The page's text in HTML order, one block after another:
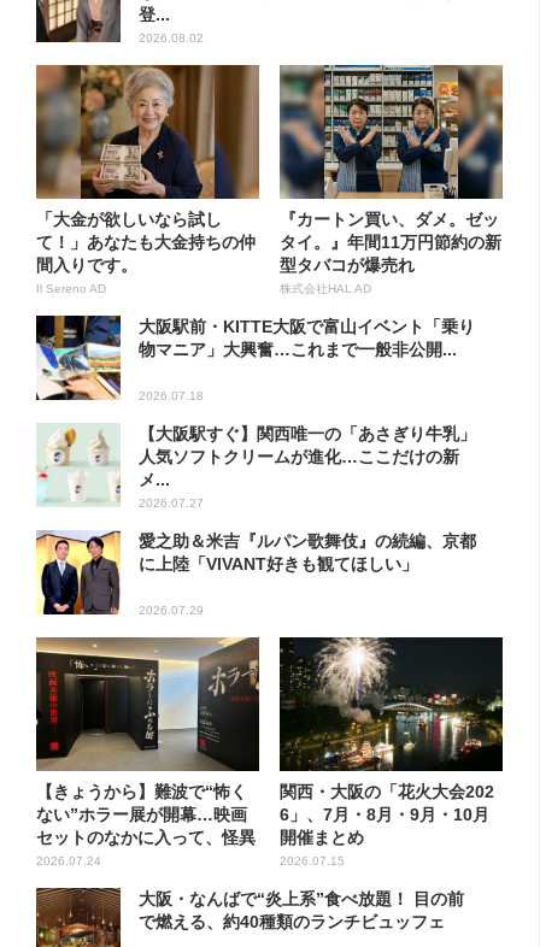
登...
2026.08.02
「大金が欲しいなら試し
て！」あなたも大金持ちの仲
間入りです。
Il Sereno AD
『カートン買い、ダメ。ゼッ
タイ。』年間11万円節約の新
型タバコが爆売れ
株式会社HAL AD
大阪駅前・KITTE大阪で富山イベント「乗り
物マニア」大興奮…これまで一般非公開...
2026.07.18
【大阪駅すぐ】関西唯一の「あさぎり牛乳」
人気ソフトクリームが進化…ここだけの新
メ...
2026.07.27
愛之助＆米吉『ルパン歌舞伎』の続編、京都
に上陸「VIVANT好きも観てほしい」
2026.07.29
【きょうから】難波で“怖く
ない”ホラー展が開幕…映画
セットのなかに入って、怪異
も...
2026.07.24
関西・大阪の「花火大会202
6」、7月・8月・9月・10月
開催まとめ
2026.07.15
大阪・なんばで“炎上系”食べ放題！ 目の前
で燃える、約40種類のランチビュッフェ